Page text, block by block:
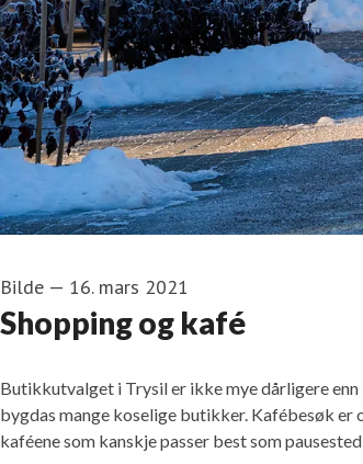
Bilde — 16. mars 2021
Shopping og kafé
Butikkutvalget i Trysil er ikke mye dårligere enn
bygdas mange koselige butikker. Kafébesøk er
kaféene som kanskje passer best som